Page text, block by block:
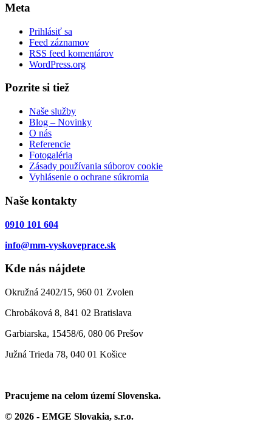
Meta
Prihlásiť sa
Feed záznamov
RSS feed komentárov
WordPress.org
Pozrite si tiež
Naše služby
Blog – Novinky
O nás
Referencie
Fotogaléria
Zásady používania súborov cookie
Vyhlásenie o ochrane súkromia
Naše kontakty
0910 101 604
info@mm-vyskoveprace.sk
Kde nás nájdete
Okružná 2402/15, 960 01 Zvolen
Chrobáková 8, 841 02 Bratislava
Garbiarska, 15458/6, 080 06 Prešov
Južná Trieda 78, 040 01 Košice
Pracujeme na celom území Slovenska.
© 2026 - EMGE Slovakia, s.r.o.